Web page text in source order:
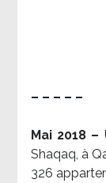
– – – – –
Mai 2018 –
Shaqaq, à
326